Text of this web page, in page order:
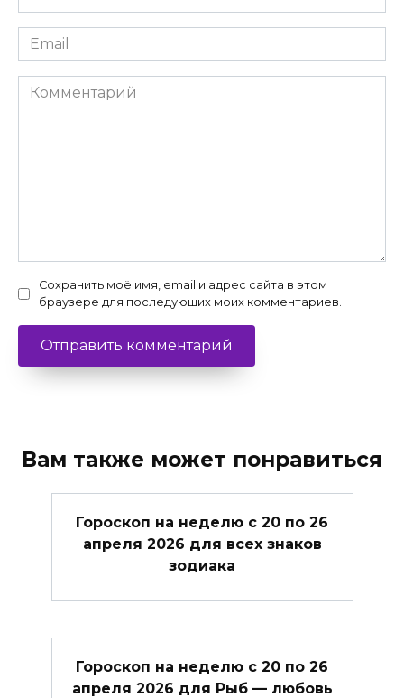
*
Email
*
Комментарий
Сохранить моё имя, email и адрес сайта в этом
браузере для последующих моих комментариев.
Вам также может понравиться
Гороскоп на неделю с 20 по 26
апреля 2026 для всех знаков
зодиака
Гороскоп на неделю с 20 по 26
апреля 2026 для Рыб — любовь